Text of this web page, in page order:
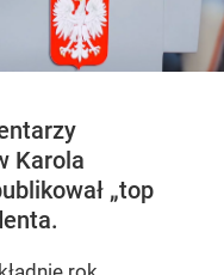
Karola
„top